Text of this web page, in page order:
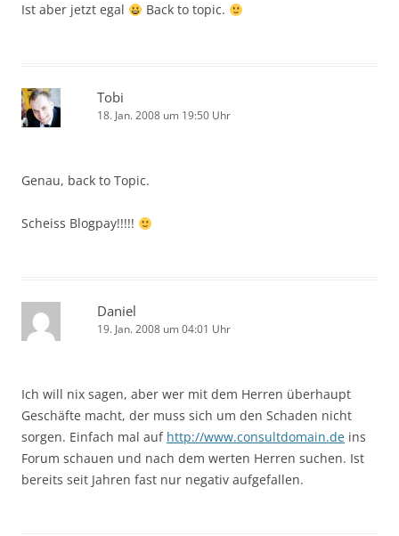
Ist aber jetzt egal Back to topic.
Tobi
18. Jan. 2008 um 19:50 Uhr
Genau, back to Topic.
Scheiss Blogpay!!!!!
Daniel
19. Jan. 2008 um 04:01 Uhr
Ich will nix sagen, aber wer mit dem Herren überhaupt
Geschäfte macht, der muss sich um den Schaden nicht
sorgen. Einfach mal auf http://www.consultdomain.de ins
Forum schauen und nach dem werten Herren suchen. Ist
bereits seit Jahren fast nur negativ aufgefallen.